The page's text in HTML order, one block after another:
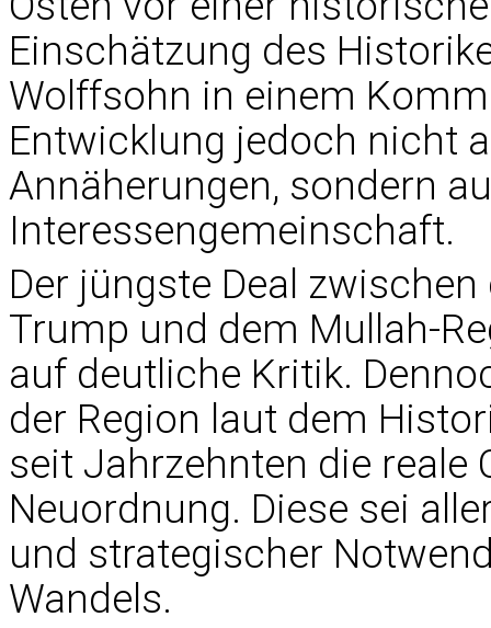
Einschätzung des
Wolffsohn in einem
Entwicklung jedoch nicht
Annäherungen, sondern
Interessengemeinschaft.
Der jüngste Deal
Trump und dem Mullah-
auf deutliche Kritik.
der Region laut dem
seit Jahrzehnten die reale
Neuordnung. Diese sei
und strategischer
Wandels.